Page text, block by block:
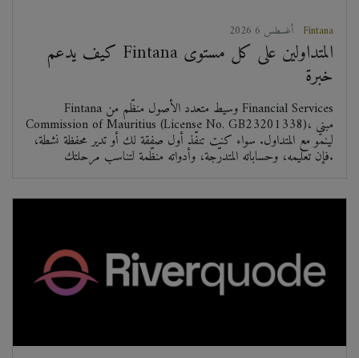
Fintana
كيف يدعم Fintana المتداولين على كل مستوى
خبرة
Fintana وسيط متعدد الأصول منظّم من Financial Services
Commission of Mauritius (License No. GB23201338)، مبني
لينمو مع المتداول. سواء كنت تنفّذ أول صفقة لك أو تدير محفظة نشطة،
فإن تعليمه، وحساباته المتدرّجة، وأدواته منظّمة لتناسب مرحلتك.